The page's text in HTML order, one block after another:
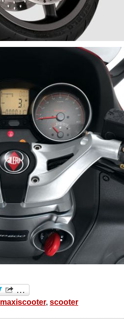
maxiscooter, scooter